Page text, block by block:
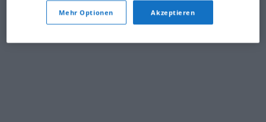
Mehr Optionen Akzeptieren